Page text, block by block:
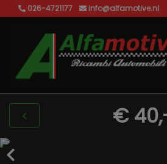
026-4721177 info@alfamotive.nl
€